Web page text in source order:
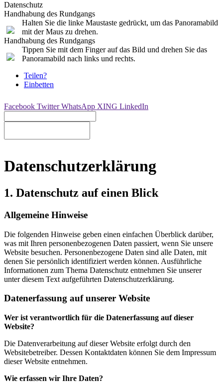
Datenschutz
Handhabung des Rundgangs
Halten Sie die linke Maustaste gedrückt, um das Panoramabild
mit der Maus zu drehen.
Handhabung des Rundgangs
Tippen Sie mit dem Finger auf das Bild und drehen Sie das
Panoramabild nach links und rechts.
Teilen?
Einbetten
Facebook TwitterWhatsApp XING LinkedIn
Datenschutzerklärung
1. Datenschutz auf einen Blick
Allgemeine Hinweise
Die folgenden Hinweise geben einen einfachen Überblick darüber,
was mit Ihren personenbezogenen Daten passiert, wenn Sie unsere
Website besuchen. Personenbezogene Daten sind alle Daten, mit
denen Sie persönlich identifiziert werden können. Ausführliche
Informationen zum Thema Datenschutz entnehmen Sie unserer
unter diesem Text aufgeführten Datenschutzerklärung.
Datenerfassung auf unserer Website
Wer ist verantwortlich für die Datenerfassung auf dieser
Website?
Die Datenverarbeitung auf dieser Website erfolgt durch den
Websitebetreiber. Dessen Kontaktdaten können Sie dem Impressum
dieser Website entnehmen.
Wie erfassen wir Ihre Daten?